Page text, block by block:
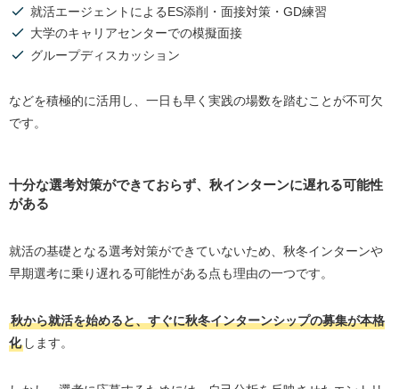
就活エージェントによるES添削・面接対策・GD練習
大学のキャリアセンターでの模擬面接
グループディスカッション
などを積極的に活用し、一日も早く実践の場数を踏むことが不可欠
です。
十分な選考対策ができておらず、秋インターンに遅れる可能性
がある
就活の基礎となる選考対策ができていないため、秋冬インターンや
早期選考に乗り遅れる可能性がある点も理由の一つです。
秋から就活を始めると、すぐに秋冬インターンシップの募集が本格
化します。